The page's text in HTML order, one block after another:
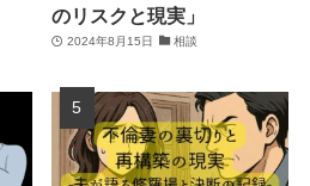
のリスクと現実」
2024年8月15日 相談